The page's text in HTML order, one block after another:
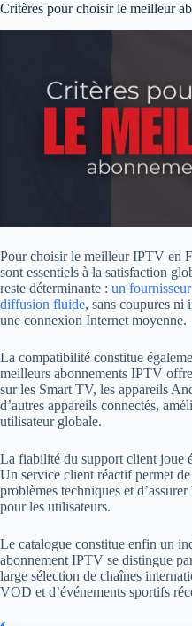
Critères pour choisir le meilleur
Pour choisir le meilleur IPTV en
sont essentiels à la satisfaction
reste déterminante : un
diffusion fluide, sans coupures ni
une connexion Internet moyenne.
La compatibilité constitue
meilleurs abonnements IPTV
sur les Smart TV, les appareils
d’autres appareils connectés,
utilisateur globale.
La fiabilité du support client joue
Un service client réactif permet
problèmes techniques et
pour les utilisateurs.
Le catalogue constitue enfin un
abonnement IPTV se distingue
large sélection de chaînes
VOD et d’événements sportifs